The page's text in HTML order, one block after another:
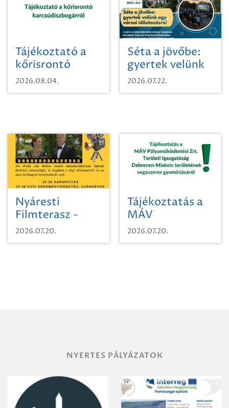
Tájékoztató a
kőrisrontó
karcsúdíszbogárról
2026.08.04.
Séta a jövőbe:
gyertek velünk
egy városi
időutazásra!
2026.07.22.
Nyáresti
Filmterasz -
Beugró a
Paradicsomba
2026.07.20.
Tájékoztatás a
MÁV
Pályaműködtetési
Zrt. Területi
2026.07.20.
NYERTES PÁLYÁZATOK